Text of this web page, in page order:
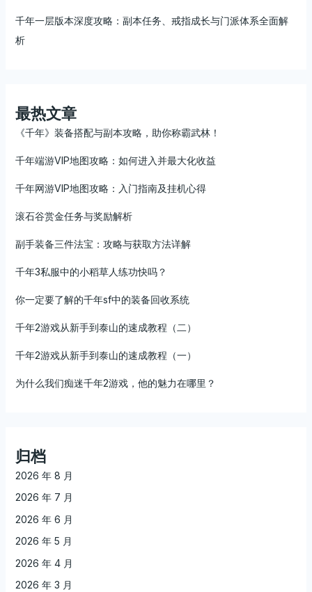
千年一层版本深度攻略：副本任务、戒指成长与门派体系全面解
析
最热文章
《千年》装备搭配与副本攻略，助你称霸武林！
千年端游VIP地图攻略：如何进入并最大化收益
千年网游VIP地图攻略：入门指南及挂机心得
滚石谷赏金任务与奖励解析
副手装备三件法宝：攻略与获取方法详解
千年3私服中的小稻草人练功快吗？
你一定要了解的千年sf中的装备回收系统
千年2游戏从新手到泰山的速成教程（二）
千年2游戏从新手到泰山的速成教程（一）
为什么我们痴迷千年2游戏，他的魅力在哪里？
归档
2026 年 8 月
2026 年 7 月
2026 年 6 月
2026 年 5 月
2026 年 4 月
2026 年 3 月